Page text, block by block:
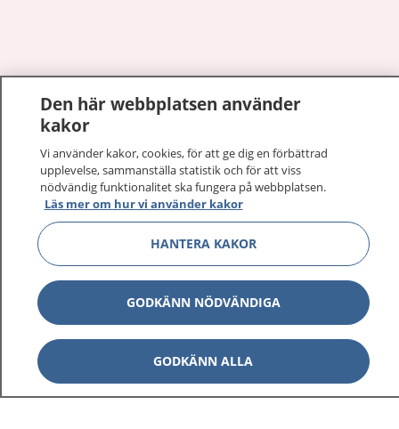
1177 på flera språk
Om 1177
Kontakt
Behandling av personuppgifter
Hantering av kakor
Inställningar för kakor
Den här webbplatsen använder
kakor
Vi använder kakor, cookies, för att ge dig en förbättrad
upplevelse, sammanställa statistik och för att viss
nödvändig funktionalitet ska fungera på webbplatsen.
Läs mer om hur vi använder kakor
HANTERA KAKOR
GODKÄNN NÖDVÄNDIGA
GODKÄNN ALLA